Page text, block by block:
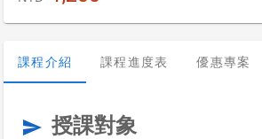
課程介紹 課程進度表 優惠專案
send 授課對象